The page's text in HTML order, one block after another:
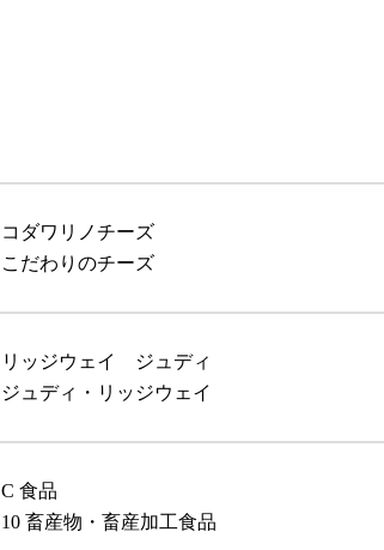
コダワリノチーズ
こだわりのチーズ
リッジウェイ ジュディ
ジュディ・リッジウェイ
C 食品
10 畜産物・畜産加工食品